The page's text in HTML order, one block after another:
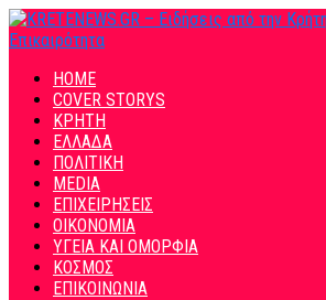
HOME
COVER STORYS
ΚΡΗΤΗ
ΕΛΛΑΔΑ
ΠΟΛΙΤΙΚΗ
MEDIA
ΕΠΙΧΕΙΡΗΣΕΙΣ
ΟΙΚΟΝΟΜΙΑ
ΥΓΕΙΑ ΚΑΙ ΟΜΟΡΦΙΑ
ΚΟΣΜΟΣ
ΕΠΙΚΟΙΝΩΝΙΑ